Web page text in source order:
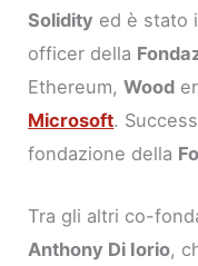
Solidity ed è stato
officer della
Ethereum,Wood
Microsoft.
fondazione della
Tra gli altri co-
Anthony Di Iorio,